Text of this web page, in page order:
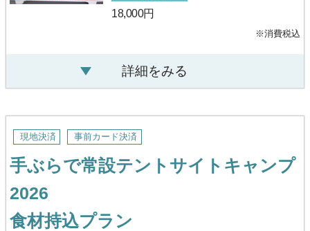
18,000円
※消費税込
詳細をみる
現地決済 事前カード決済
手ぶらで常設テントサイトキャンプ
2026
食材持込プラン